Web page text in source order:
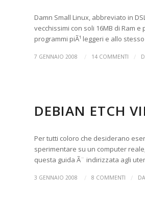
Damn Small Linux, abbreviato in
vecchissimi con soli 16MB di Ram
programmi piÃ¹ leggeri e allo
7 GENNAIO 2008 / 14 COMMENTI /
DEBIAN ETCH
Per tutti coloro che desiderano
sperimentare su un computer
questa guida Ã¨ indirizzata agli
3 GENNAIO 2008 / 8 COMMENTI / DA